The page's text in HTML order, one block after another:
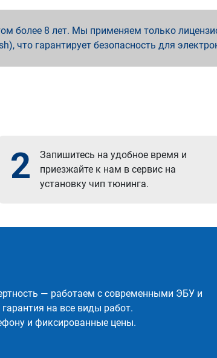
более 8 лет. Мы применяем только
что гарантирует безопасность для
2
Запишитесь на удобное время и
приезжайте к нам в сервис на
установку чип тюнинга.
— работаем с современными ЭБУ и
на все виды работ.
и фиксированные цены.